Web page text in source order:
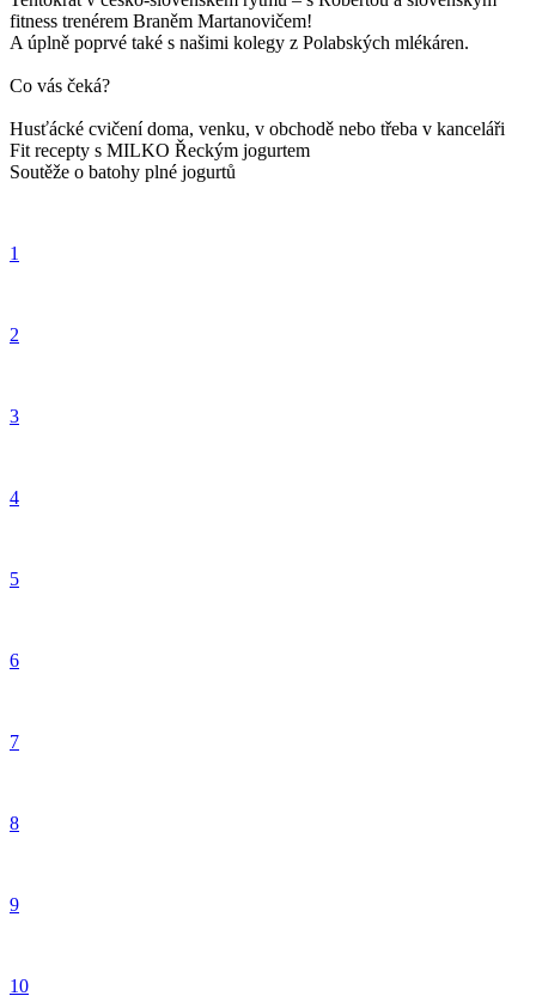
fitness trenérem Braněm Martanovičem!
A úplně poprvé také s našimi kolegy z Polabských mlékáren.
Co vás čeká?
Husťácké cvičení doma, venku, v obchodě nebo třeba v kanceláři
Fit recepty s MILKO Řeckým jogurtem
Soutěže o batohy plné jogurtů
1
2
3
4
5
6
7
8
9
10